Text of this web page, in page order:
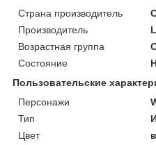
Страна производитель
Производитель
Возрастная группа
Состояние
Пользовательские
Персонажи
Тип
Цвет